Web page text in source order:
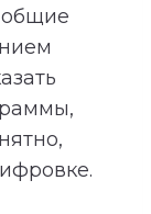
общие